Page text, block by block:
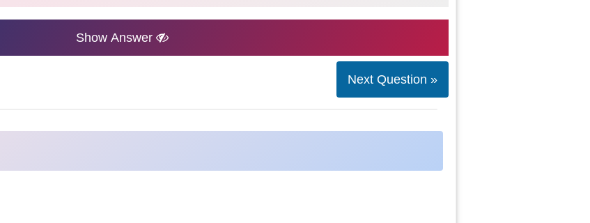
Show Answer
Next Question »